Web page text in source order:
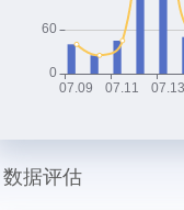
数据评估